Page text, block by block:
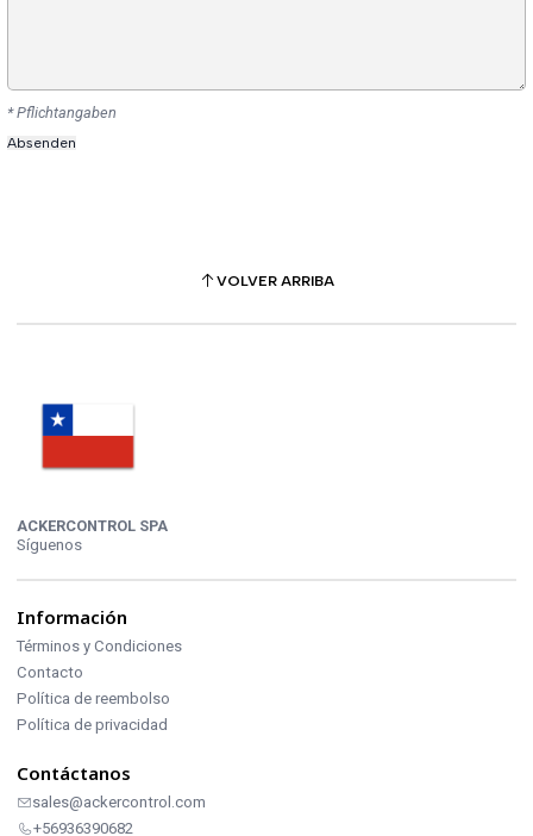
* Pflichtangaben
VOLVER ARRIBA
ACKERCONTROL SPA
Síguenos
Información
Términos y Condiciones
Contacto
Política de reembolso
Política de privacidad
Contáctanos
sales@ackercontrol.com
+56936390682